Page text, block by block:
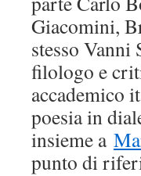
Giacomini,
stesso
filologo e
accademico
poesia in
insieme a
punto di